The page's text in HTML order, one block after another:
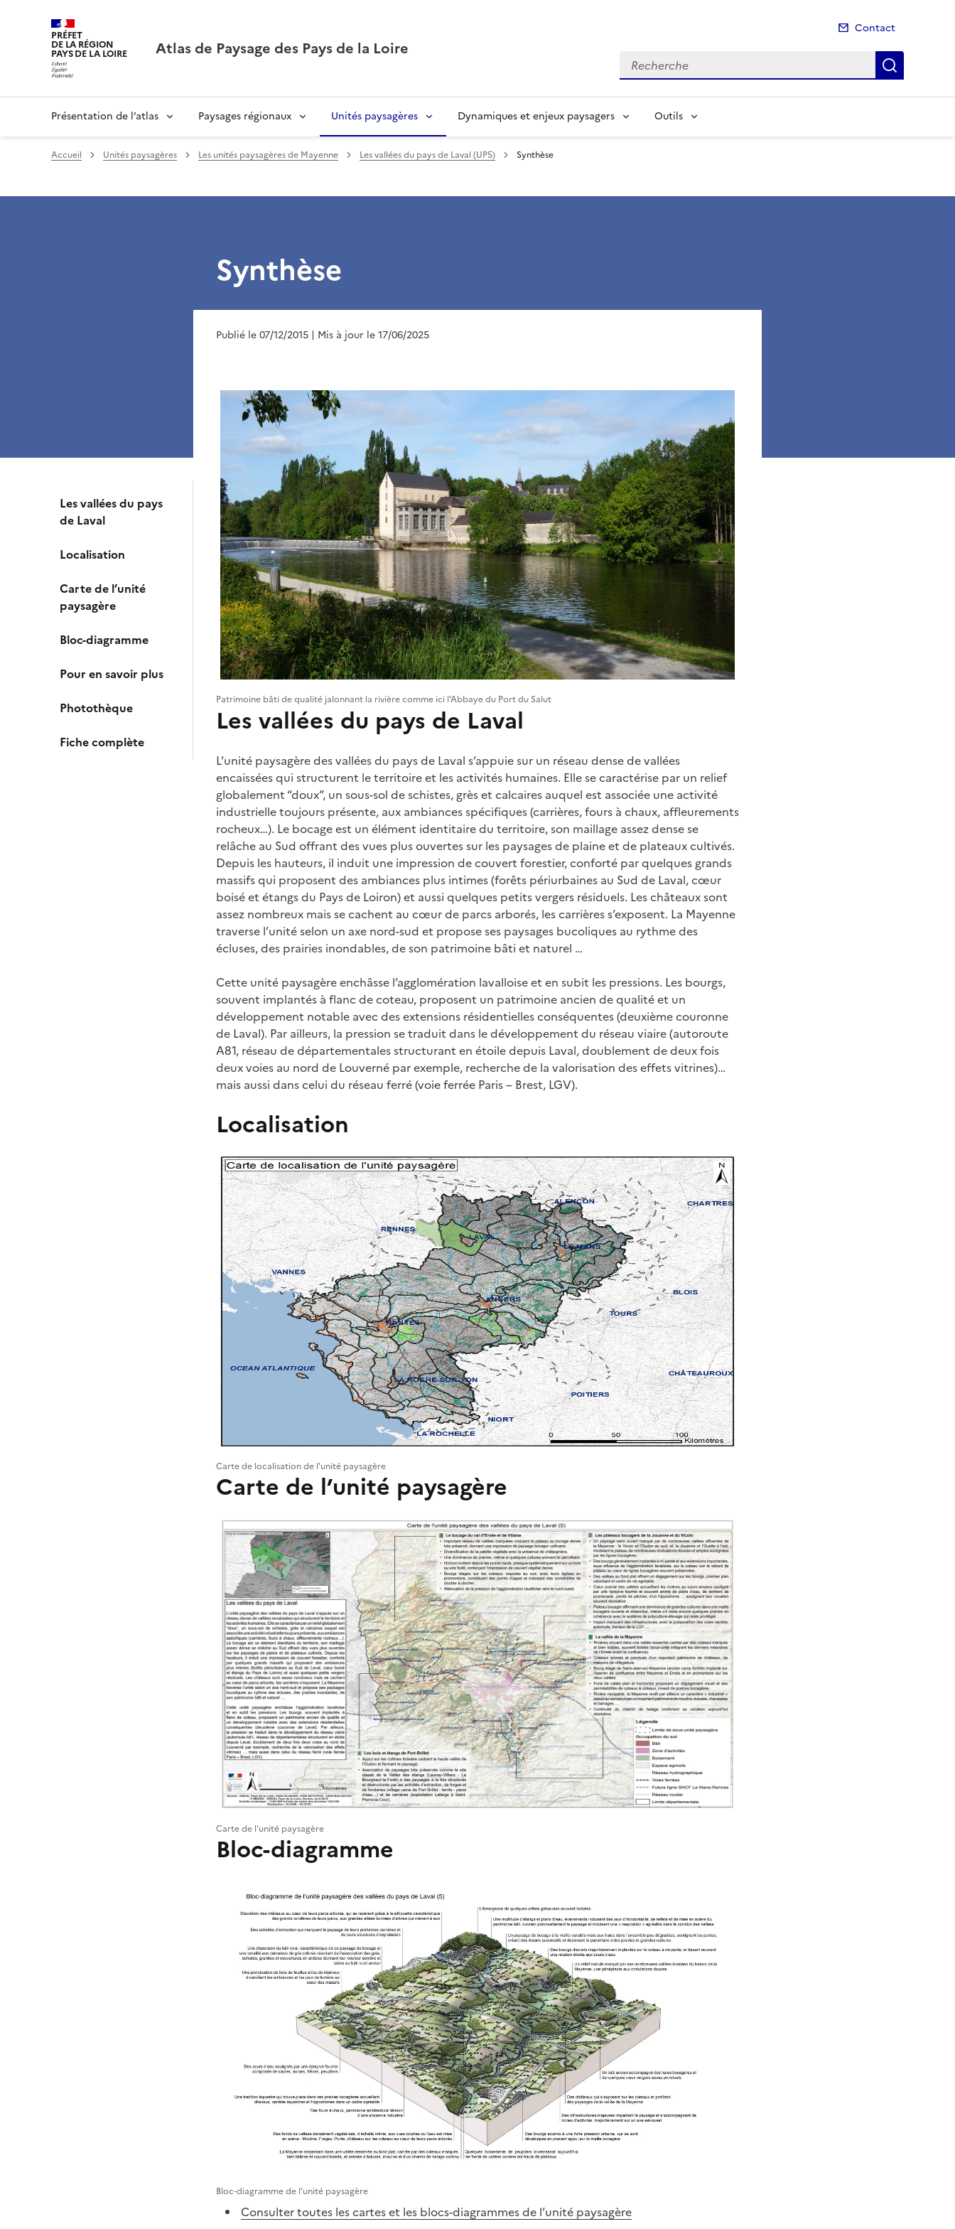
PRÉFET
DE LA RÉGION
PAYS DE LA LOIRE Atlas de Paysage des Pays de la Loire
Contact
Recherche
Présentation de l’atlas Paysages régionaux Unités paysagères Dynamiques et enjeux paysagers Outils
Accueil Unités paysagères Les unités paysagères de Mayenne Les vallées du pays de Laval (UP5) Synthèse
Les vallées du pays
de Laval
Localisation
Carte de l’unité
paysagère
Bloc-diagramme
Pour en savoir plus
Photothèque
Fiche complète
Synthèse
Publié le 07/12/2015 | Mis à jour le 17/06/2025
Patrimoine bâti de qualité jalonnant la rivière comme ici l'Abbaye du Port du Salut
Les vallées du pays de Laval
L’unité paysagère des vallées du pays de Laval s’appuie sur un réseau dense de vallées
encaissées qui structurent le territoire et les activités humaines. Elle se caractérise par un relief
globalement “doux”, un sous-sol de schistes, grès et calcaires auquel est associée une activité
industrielle toujours présente, aux ambiances spécifiques (carrières, fours à chaux, affleurements
rocheux…). Le bocage est un élément identitaire du territoire, son maillage assez dense se
relâche au Sud offrant des vues plus ouvertes sur les paysages de plaine et de plateaux cultivés.
Depuis les hauteurs, il induit une impression de couvert forestier, conforté par quelques grands
massifs qui proposent des ambiances plus intimes (forêts périurbaines au Sud de Laval, cœur
boisé et étangs du Pays de Loiron) et aussi quelques petits vergers résiduels. Les châteaux sont
assez nombreux mais se cachent au cœur de parcs arborés, les carrières s’exposent. La Mayenne
traverse l’unité selon un axe nord-sud et propose ses paysages bucoliques au rythme des
écluses, des prairies inondables, de son patrimoine bâti et naturel …
Cette unité paysagère enchâsse l’agglomération lavalloise et en subit les pressions. Les bourgs,
souvent implantés à flanc de coteau, proposent un patrimoine ancien de qualité et un
développement notable avec des extensions résidentielles conséquentes (deuxième couronne
de Laval). Par ailleurs, la pression se traduit dans le développement du réseau viaire (autoroute
A81, réseau de départementales structurant en étoile depuis Laval, doublement de deux fois
deux voies au nord de Louverné par exemple, recherche de la valorisation des effets vitrines)…
mais aussi dans celui du réseau ferré (voie ferrée Paris – Brest, LGV).
Localisation
Carte de localisation de l'unité paysagère
Carte de l’unité paysagère
Carte de l'unité paysagère
Bloc-diagramme
Bloc-diagramme de l'unité paysagère
Consulter toutes les cartes et les blocs-diagrammes de l’unité paysagère